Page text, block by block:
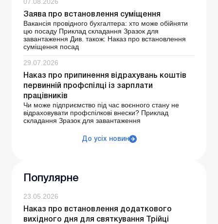
07.08.2026
Заява про встановлення суміщення
Вакансія провідного бухгалтера: хто може обійняти
цю посаду Приклад складання Зразок для
завантаження Див. також: Наказ про встановлення
суміщення посад
29.07.2026
Наказ про припинення відрахувань коштів
первинній профспілці із зарплати
працівників
Чи може підприємство під час воєнного стану не
відраховувати профспілкові внески? Приклад
складання Зразок для завантаження
До усіх новин
Популярне
23.05.2026
Наказ про встановлення додаткового
вихідного дня для святкування Трійці